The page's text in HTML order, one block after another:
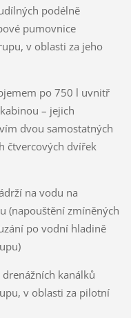
podélně
pumovnice
v oblasti za jeho
po 750 l uvnitř
– jejich
dvou samostatných
čtvercových dvířek
na vodu na
(napouštění zmíněných
po vodní hladině
kanálků
v oblasti za pilotní